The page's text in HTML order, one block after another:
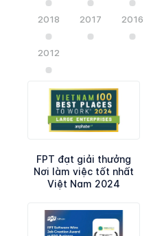
FPT đạt giải thưởng
Nơi làm việc tốt nhất
Việt Nam 2024
2018 2017 2016
2012